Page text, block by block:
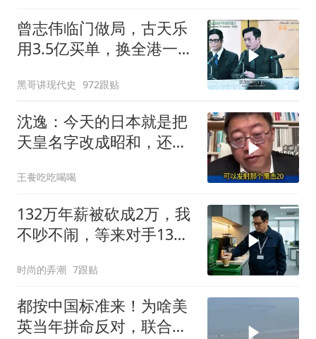
曾志伟临门做局，古天乐
用3.5亿买单，换全港一声
黑哥讲现代史 972跟贴
沈逸：今天的日本就是把
天皇名字改成昭和，还是
王飬吃吃喝喝
132万年薪被砍成2万，我
不吵不闹，等来对手13倍
时尚的弄潮 7跟贴
都按中国标准来！为啥美
英当年拼命反对，联合国